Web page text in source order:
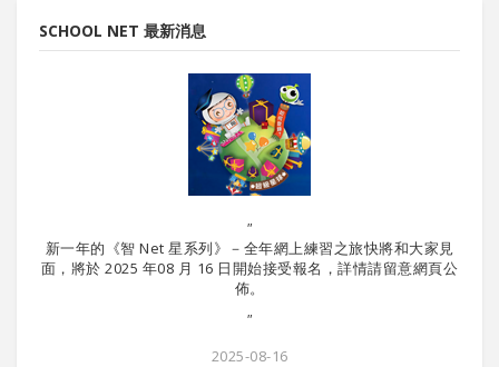
SCHOOL NET 最新消息
"
新一年的《智 Net 星系列》－全年網上練習之旅快將和大家見
面，將於 2025 年08 月 16 日開始接受報名，詳情請留意網頁公
佈。
"
2025-08-16